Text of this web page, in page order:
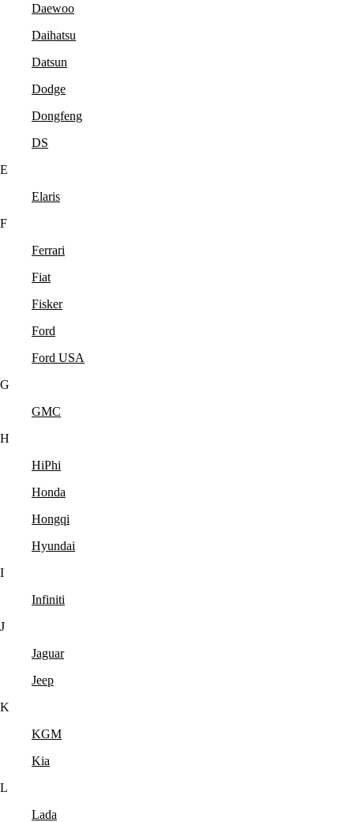
Daewoo
Daihatsu
Datsun
Dodge
Dongfeng
DS
E
Elaris
F
Ferrari
Fiat
Fisker
Ford
Ford USA
G
GMC
H
HiPhi
Honda
Hongqi
Hyundai
I
Infiniti
J
Jaguar
Jeep
K
KGM
Kia
L
Lada